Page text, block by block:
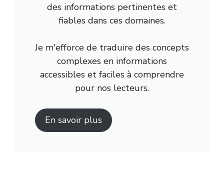
des informations pertinentes et
fiables dans ces domaines.
Je m'efforce de traduire des concepts
complexes en informations
accessibles et faciles à comprendre
pour nos lecteurs.
En savoir plus